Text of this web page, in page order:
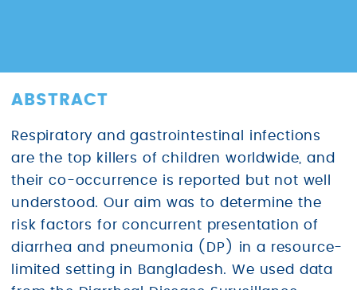
ABSTRACT
Respiratory and gastrointestinal infections
are the top killers of children worldwide, and
their co-occurrence is reported but not well
understood. Our aim was to determine the
risk factors for concurrent presentation of
diarrhea and pneumonia (DP) in a resource-
limited setting in Bangladesh. We used data